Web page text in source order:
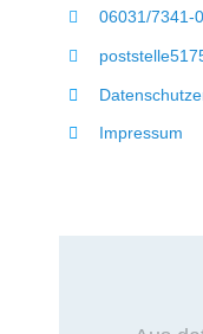
06031/7341-0
Impressum